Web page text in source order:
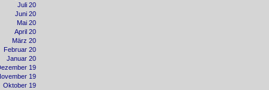
Juli 20
Juni 20
Mai 20
April 20
März 20
Februar 20
Januar 20
19
19
Oktober 19